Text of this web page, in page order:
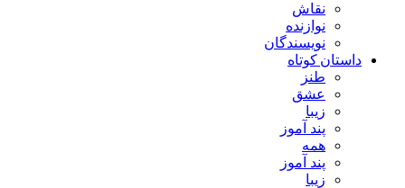
نقاش
نوازنده
نویسندگان
داستان کوتاه
طنز
عشق
زیبا
پند آموز
همه
پند آموز
زیبا